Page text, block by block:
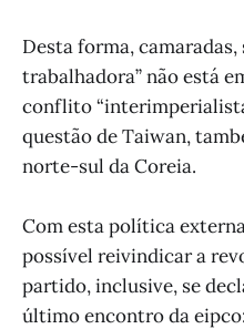
Desta forma, camaradas,
trabalhadora” não está
conflito
questão de Taiwan,
norte-sul da Coreia.
Com esta política
possível reivindicar a
partido, inclusive, se
último encontro da eipco: